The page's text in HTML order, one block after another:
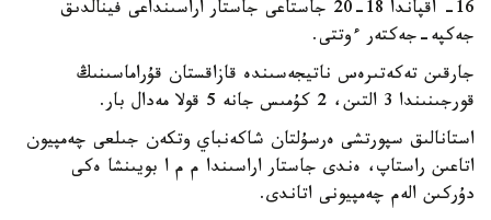
16- اقپاندا 18-20 جاستاعى جاستار اراسىنداعى فينالدىق
جەكپە-جەكتەر ءوتتى.
جارقىن تەكەتىرەس ناتيجەسىندە قازاقستان قۇراماسىنىڭ
قورجىنىندا 3 التىن، 2 كۇمىس جانە 5 قولا مەدال بار.
استانالىق سپورتشى ەرسۇلتان شاكەنباي وتكەن جىلعى چەمپيون
اتاعىن راستاپ، ەندى جاستار اراسىندا م م ا بويىنشا ەكى
دۇركىن الەم چەمپيونى اتاندى.